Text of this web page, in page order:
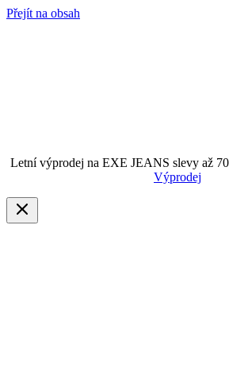
Přejít na obsah
Letní výprodej na EXE JEANS slevy až
Výprodej